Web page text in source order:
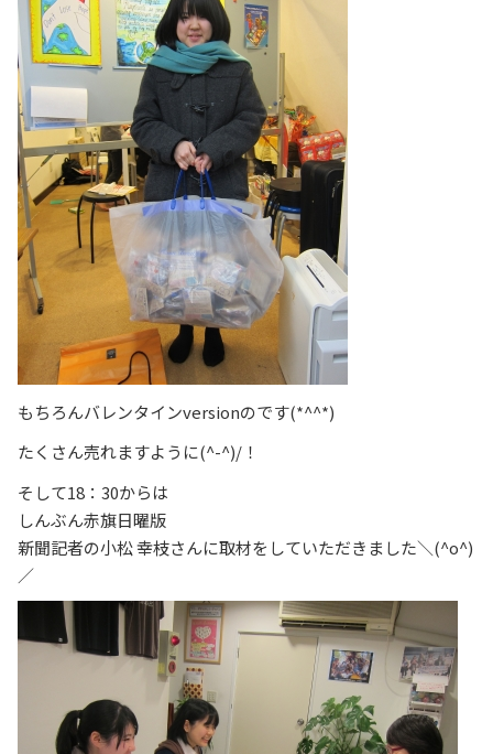
もちろんバレンタインversionのです(*^^*)
たくさん売れますように(^-^)/！
そして18：30からは
しんぶん赤旗日曜版
新聞記者の小松 幸枝さんに取材をしていただきました＼(^o^)
／